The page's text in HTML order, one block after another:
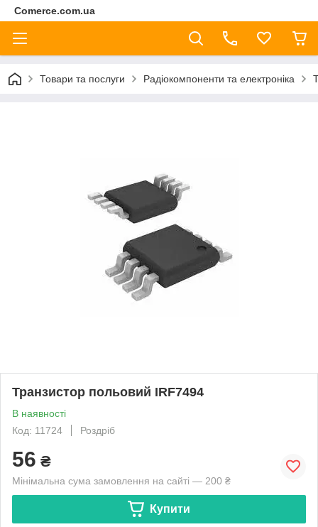
Comerce.com.ua
Товари та послуги Радіокомпоненти та електроніка
Транзистор польовий IRF7494
В наявності
Код: 11724
Роздріб
56 ₴
Мінімальна сума замовлення на сайті — 200 ₴
Купити